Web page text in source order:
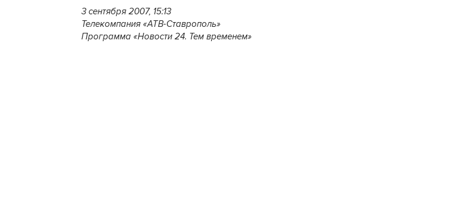
3 сентября 2007, 15:13
Телекомпания «АТВ-Ставрополь»
Программа «Новости 24. Тем временем»